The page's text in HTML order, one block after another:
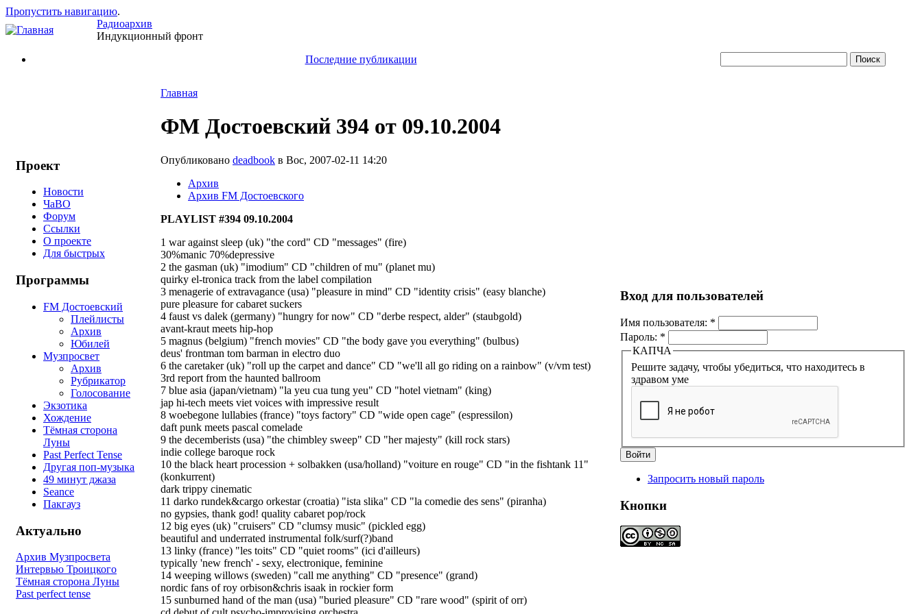
Пропустить навигацию.
Радиоархив
Индукционный фронт
Последние публикации
Проект
Новости
ЧаВО
Форум
Ссылки
О проекте
Для быстрых
Программы
FM Достоевский
Плейлисты
Архив
Юбилей
Музпросвет
Архив
Рубрикатор
Голосование
Экзотика
Хождение
Тёмная сторона
Луны
Past Perfect Tense
Другая поп-музыка
49 минут джаза
Seance
Пакгауз
Актуально
Архив Музпросвета
Интервью Троицкого
Тёмная сторона Луны
Past perfect tense
Главная
ФМ Достоевский 394 от 09.10.2004
Опубликовано deadbook в Вос, 2007-02-11 14:20
Архив
Архив FM Достоевского
PLAYLIST #394 09.10.2004
1 war against sleep (uk) "the cord" CD "messages" (fire)
30%manic 70%depressive
2 the gasman (uk) "imodium" CD "children of mu" (planet mu)
quirky el-tronica track from the label compilation
3 menagerie of extravagance (usa) "pleasure in mind" CD "identity crisis" (easy blanche)
pure pleasure for cabaret suckers
4 faust vs dalek (germany) "hungry for now" CD "derbe respect, alder" (staubgold)
avant-kraut meets hip-hop
5 magnus (belgium) "french movies" CD "the body gave you everything" (bulbus)
deus' frontman tom barman in electro duo
6 the caretaker (uk) "roll up the carpet and dance" CD "we'll all go riding on a rainbow" (v/vm test)
3rd report from the haunted ballroom
7 blue asia (japan/vietnam) "la yeu cua tung yeu" CD "hotel vietnam" (king)
jap hi-tech meets viet voices with impressive result
8 woebegone lullabies (france) "toys factory" CD "wide open cage" (espressilon)
daft punk meets pascal comelade
9 the decemberists (usa) "the chimbley sweep" CD "her majesty" (kill rock stars)
indie college baroque rock
10 the black heart procession + solbakken (usa/holland) "voiture en rouge" CD "in the fishtank 11"
(konkurrent)
dark trippy cinematic
11 darko rundek&cargo orkestar (croatia) "ista slika" CD "la comedie des sens" (piranha)
no gypsies, thank god! quality cabaret pop/rock
12 big eyes (uk) "cruisers" CD "clumsy music" (pickled egg)
beautiful and underrated instrumental folk/surf(?)band
13 linky (france) "les toits" CD "quiet rooms" (ici d'ailleurs)
typically 'new french' - sexy, electronique, feminine
14 weeping willows (sweden) "call me anything" CD "presence" (grand)
nordic fans of roy orbison&chris isaak in rockier form
15 sunburned hand of the man (usa) "buried pleasure" CD "rare wood" (spirit of orr)
Вход для пользователей
Имя пользователя: *
Пароль: *
КАПЧА
Решите задачу, чтобы убедиться, что находитесь в
здравом уме
Запросить новый пароль
Кнопки